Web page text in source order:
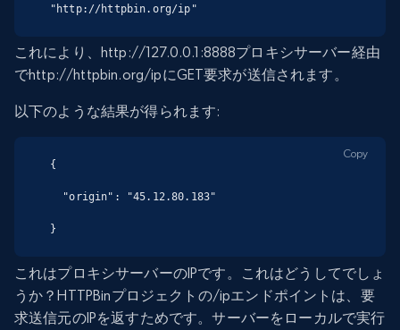
"http://httpbin.org/ip"
これにより、http://127.0.0.1:8888プロキシサーバー経由
でhttp://httpbin.org/ipにGET要求が送信されます。
以下のような結果が得られます:
{
}
Copy
これはプロキシサーバーのIPです。これはどうしてでしょ
うか？HTTPBinプロジェクトの/ipエンドポイントは、要
求送信元のIPを返すためです。サーバーをローカルで実行